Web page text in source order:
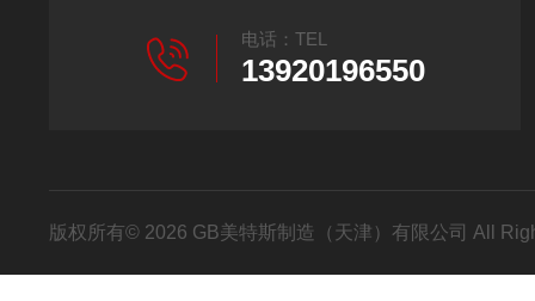
电话：TEL
13920196550
版权所有© 2026 GB美特斯制造（天津）有限公司 All